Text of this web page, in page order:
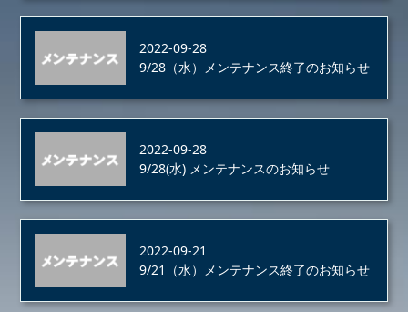
2022-09-28
9/28（水）メンテナンス終了のお知らせ
2022-09-28
9/28(水) メンテナンスのお知らせ
2022-09-21
9/21（水）メンテナンス終了のお知らせ